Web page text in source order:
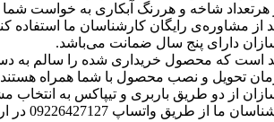
شاخه و هررنگ آبکاری به خواست شما
از مشاوره‌ی رایگان کارشناسان ما استفاده
دارای پنج سال ضمانت می‌باشد.
است که محصول خریداری شده را سالم به
تحویل و نصب محصول با شما همراه
از دو طریق باربری و تیپاکس به انتخاب
طریق واتساپ 09226427127 در ارتباط باشید.